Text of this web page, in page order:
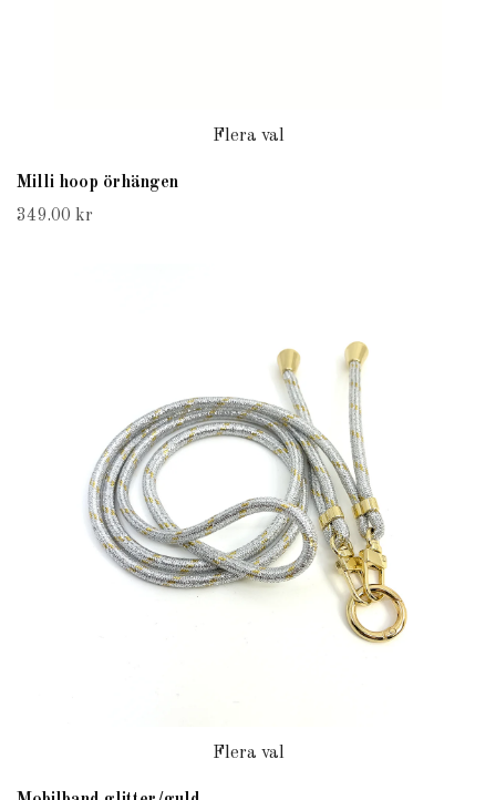
Flera val
Milli hoop örhängen
349.00 kr
Flera val